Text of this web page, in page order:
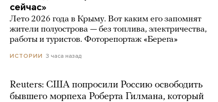
сейчас»
Лето 2026 года в Крыму. Вот каким его запомнят
жители полуострова — без топлива, электричества,
работы и туристов. Фоторепортаж «Берега»
ИСТОРИИ 3 часа назад
Reuters: США попросили Россию освободить
бывшего морпеха Роберта Гилмана, который